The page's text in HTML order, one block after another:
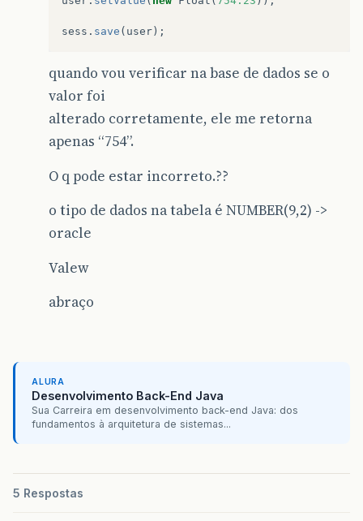
sess . save ( user );
quando vou verificar na base de dados se o
valor foi
alterado corretamente, ele me retorna
apenas “754”.
O q pode estar incorreto.??
o tipo de dados na tabela é NUMBER(9,2) ->
oracle
Valew
abraço
ALURA
Desenvolvimento Back-End Java
Sua Carreira em desenvolvimento back-end Java: dos
fundamentos à arquitetura de sistemas...
5 Respostas